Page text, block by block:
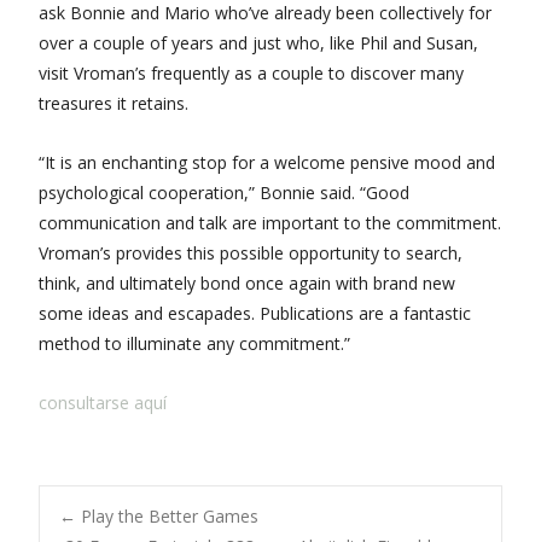
ask Bonnie and Mario who’ve already been collectively for
over a couple of years and just who, like Phil and Susan,
visit Vroman’s frequently as a couple to discover many
treasures it retains.
“It is an enchanting stop for a welcome pensive mood and
psychological cooperation,” Bonnie said. “Good
communication and talk are important to the commitment.
Vroman’s provides this possible opportunity to search,
think, and ultimately bond once again with brand new
some ideas and escapades. Publications are a fantastic
method to illuminate any commitment.”
consultarse aquí
← Play the Better Games